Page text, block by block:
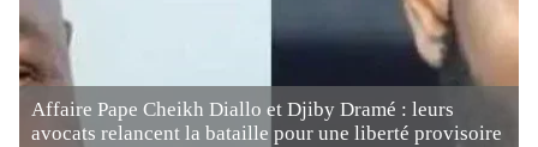
Affaire Pape Cheikh Diallo et Djiby Dramé : leurs
avocats relancent la bataille pour une liberté provisoire